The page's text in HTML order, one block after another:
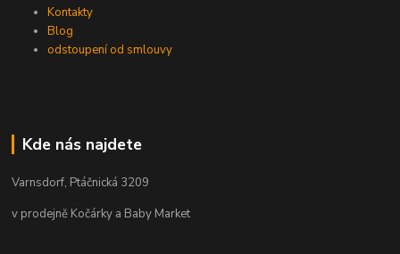
Kontakty
Blog
odstoupení od smlouvy
Kde nás najdete
Varnsdorf, Ptáčnická 3209
v prodejně Kočárky a Baby Market